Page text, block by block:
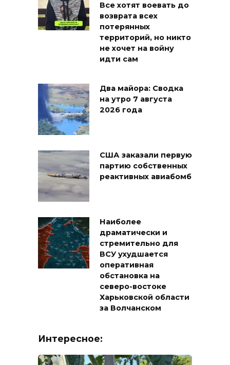
Все хотят воевать до
возврата всех
потерянных
территорий, но никто
не хочет на войну
идти сам
Два майора: Сводка
на утро 7 августа
2026 года
США заказали первую
партию собственных
реактивных авиабомб
Наиболее
драматически и
стремительно для
ВСУ ухудшается
оперативная
обстановка на
северо-востоке
Харьковской области
за Волчанском
Интересное: